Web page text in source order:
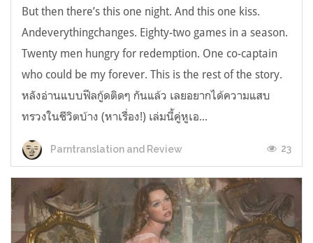
But then there’s this one night. And this one kiss.
Andeverythingchanges. Eighty-two games in a season.
Twenty men hungry for redemption. One co-captain
who could be my forever. This is the rest of the story.
หลังอ่านแบบฟีลกู้ดติดๆ กันแล้ว เลยอยากได้ความแสบ
ทรวงในชีวิตบ้าง (หาเรื่อง!) เล่มนี้คู่หูเอ...
Parntranslation and Review 23